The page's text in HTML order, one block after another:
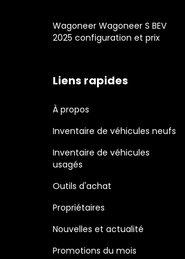
Wagoneer Wagoneer S BEV
2025 configuration et prix
Liens rapides
À propos
Inventaire de véhicules neufs
Inventaire de véhicules
usagés
Outils d'achat
Propriétaires
Nouvelles et actualité
Promotions du mois